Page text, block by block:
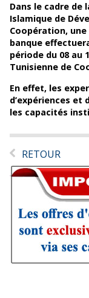
Dans le cadre de
Islamique de
Coopération,
banque
période du 08 au
Tunisienne de
En effet, les
d’expériences et
les capacités
RETOUR